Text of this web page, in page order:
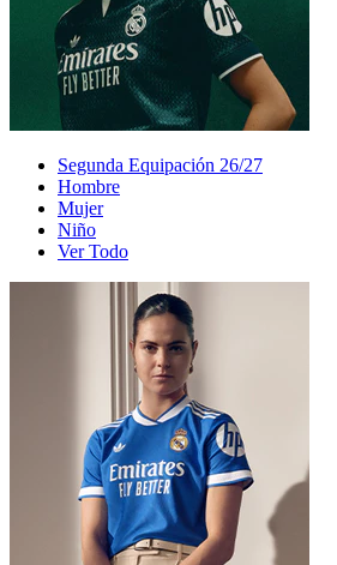
Segunda Equipación 26/27
Hombre
Mujer
Niño
Ver Todo